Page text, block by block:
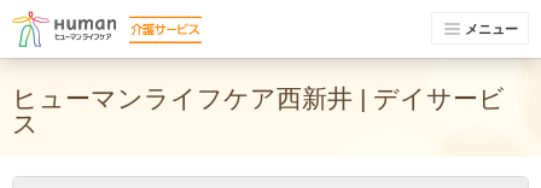
メニュー
ヒューマンライフケア西新井 | デイサービ
ス